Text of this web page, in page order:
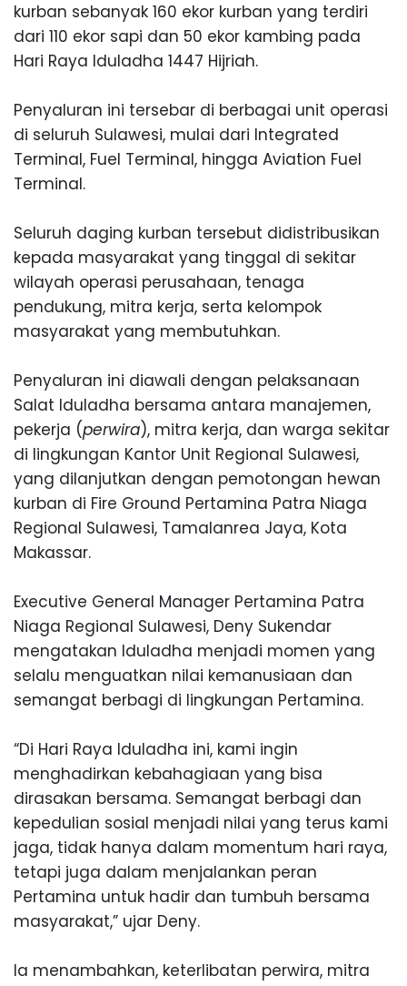
kurban sebanyak 160 ekor kurban yang terdiri
dari 110 ekor sapi dan 50 ekor kambing pada
Hari Raya Iduladha 1447 Hijriah.
Penyaluran ini tersebar di berbagai unit operasi
di seluruh Sulawesi, mulai dari Integrated
Terminal, Fuel Terminal, hingga Aviation Fuel
Terminal.
Seluruh daging kurban tersebut didistribusikan
kepada masyarakat yang tinggal di sekitar
wilayah operasi perusahaan, tenaga
pendukung, mitra kerja, serta kelompok
masyarakat yang membutuhkan.
Penyaluran ini diawali dengan pelaksanaan
Salat Iduladha bersama antara manajemen,
pekerja (perwira), mitra kerja, dan warga sekitar
di lingkungan Kantor Unit Regional Sulawesi,
yang dilanjutkan dengan pemotongan hewan
kurban di Fire Ground Pertamina Patra Niaga
Regional Sulawesi, Tamalanrea Jaya, Kota
Makassar.
Executive General Manager Pertamina Patra
Niaga Regional Sulawesi, Deny Sukendar
mengatakan Iduladha menjadi momen yang
selalu menguatkan nilai kemanusiaan dan
semangat berbagi di lingkungan Pertamina.
“Di Hari Raya Iduladha ini, kami ingin
menghadirkan kebahagiaan yang bisa
dirasakan bersama. Semangat berbagi dan
kepedulian sosial menjadi nilai yang terus kami
jaga, tidak hanya dalam momentum hari raya,
tetapi juga dalam menjalankan peran
Pertamina untuk hadir dan tumbuh bersama
masyarakat,” ujar Deny.
Ia menambahkan, keterlibatan perwira, mitra